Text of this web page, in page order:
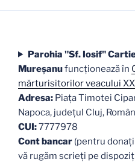
Parohia "Sf. Iosif"
Mureşanufuncţionează în
mărturisitorilor veacului
Adresa: Piaţa Timotei
Napoca, judeţul Cluj,
CUI:7777978
Cont bancar (pentru
vă rugăm scrieți pe